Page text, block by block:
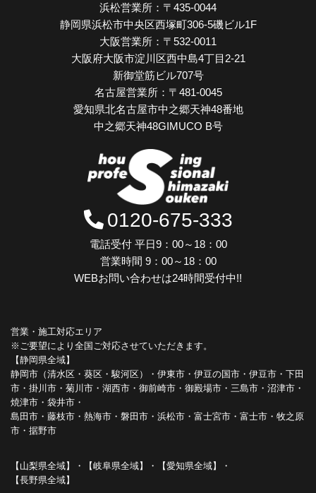
浜松営業所： 〒435-0044
静岡県浜松市中央区西塚町306-5磯ビル1F
大阪営業所： 〒532-0011
大阪府大阪市淀川区西中島4丁目2-21
新御堂筋ビル707号
名古屋営業所： 〒481-0045
愛知県北名古屋市中之郷天神48番地
中之郷天神48GIMUCO B号
0120-675-333
電話受付 平日9：00～18：00
営業時間 9：00～18：00
WEBお問い合わせは24時間受付中!!
営業・施工対応エリア
※ご要望により全国ご対応させていただきます。
【静岡県全域】
静岡市（清水区・葵区・駿河区）・伊東市・伊豆の国市・伊豆市・下田
市・掛川市・菊川市・湖西市・御前崎市・御殿場市・三島市・沼津市・
焼津市・袋井市・
島田市・藤枝市・熱海市・磐田市・浜松市・富士宮市・富士市・牧之原
市・据野市
【山梨県全域】・【岐阜県全域】・【愛知県全域】・
【長野県全域】